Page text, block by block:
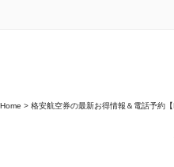
Home > 格安航空券の最新お得情報＆電話予約【